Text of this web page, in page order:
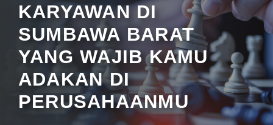
KARYAWAN DI
SUMBAWA BARAT
YANG WAJIB KAMU
ADAKAN DI
PERUSAHAANMU